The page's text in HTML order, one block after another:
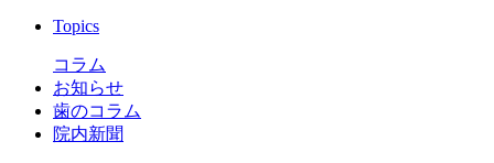
Topics
コラム
お知らせ
歯のコラム
院内新聞